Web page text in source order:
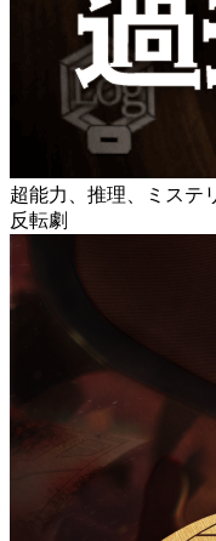
超能力、推理、ミステ
反転劇